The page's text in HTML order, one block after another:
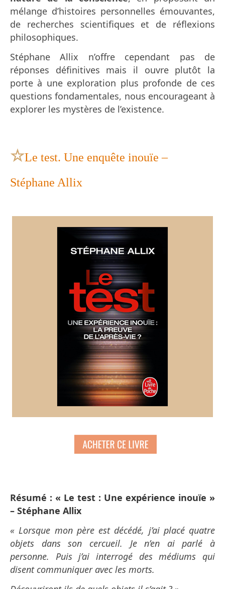
mélange d’histoires personnelles émouvantes,
de recherches scientifiques et de réflexions
philosophiques.
Stéphane Allix n’offre cependant pas de
réponses définitives mais il ouvre plutôt la
porte à une exploration plus profonde de ces
questions fondamentales, nous encourageant à
explorer les mystères de l’existence.
☆Le test. Une enquête inouïe –
Stéphane Allix
Résumé : « Le test : Une expérience inouïe »
– Stéphane Allix
« Lorsque mon père est décédé, j’ai placé quatre
objets dans son cercueil. Je n’en ai parlé à
personne. Puis j’ai interrogé des médiums qui
disent communiquer avec les morts.